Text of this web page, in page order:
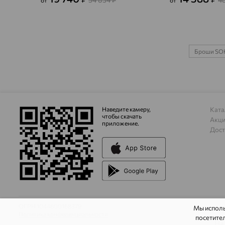
Броши
Наведите камеру,
чтобы скачать
приложение.
Мы